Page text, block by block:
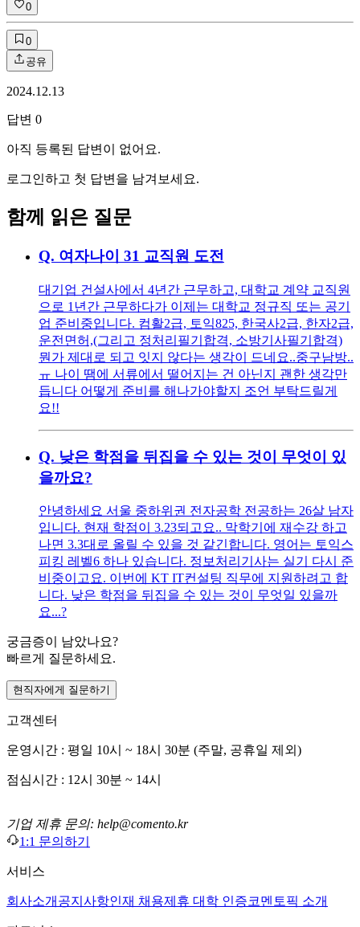
0
0
공유
2024.12.13
답변 0
아직 등록된 답변이 없어요.
로그인하고 첫 답변을 남겨보세요.
함께 읽은 질문
Q. 여자나이 31 교직원 도전
대기업 건설사에서 4년간 근무하고, 대학교 계약 교직원
으로 1년간 근무하다가 이제는 대학교 정규직 또는 공기
업 준비중입니다. 컴활2급, 토익825, 한국사2급, 한자2급,
운전면허,(그리고 정처리필기합격, 소방기사필기합격)
뭔가 제대로 되고 잇지 않다는 생각이 드네요..중구남방..
ㅠ 나이 땜에 서류에서 떨어지는 건 아닌지 괜한 생각만
듭니다 어떻게 준비를 해나가야할지 조언 부탁드릴게
요!!
Q. 낮은 학점을 뒤집을 수 있는 것이 무엇이 있
을까요?
안녕하세요 서울 중하위권 전자공학 전공하는 26살 남자
입니다. 현재 학점이 3.23되고요.. 막학기에 재수강 하고
나면 3.3대로 올릴 수 있을 것 같긴합니다. 영어는 토익스
피킹 레벨6 하나 있습니다. 정보처리기사는 실기 다시 준
비중이고요. 이번에 KT IT컨설팅 직무에 지원하려고 합
니다. 낮은 학점을 뒤집을 수 있는 것이 무엇일 있을까
요...?
궁금증이 남았나요?
빠르게 질문하세요.
현직자에게 질문하기
고객센터
운영시간 : 평일 10시 ~ 18시 30분 (주말, 공휴일 제외)
점심시간 : 12시 30분 ~ 14시
기업 제휴 문의: help@comento.kr
1:1 문의하기
서비스
회사소개 공지사항인재 채용제휴 대학 인증코멘토픽 소개